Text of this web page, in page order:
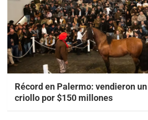
Récord en Palermo: vendieron
criollo por $150 millones